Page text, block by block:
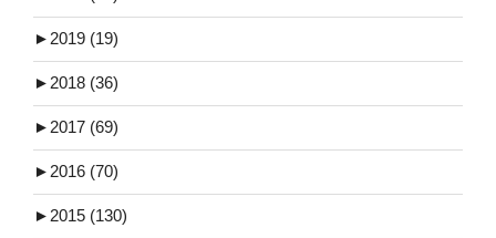
► 2019 (19)
► 2018 (36)
► 2017 (69)
► 2016 (70)
► 2015 (130)